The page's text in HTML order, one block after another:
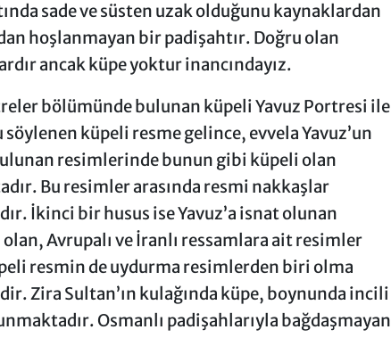
sade ve süsten uzak olduğunu kaynaklardan
hoşlanmayan bir padişahtır. Doğru olan
ancak küpe yoktur inancındayız.
bölümünde bulunan küpeli Yavuz Portresi ile
küpeli resme gelince, evvela Yavuz’un
resimlerinde bunun gibi küpeli olan
Bu resimler arasında resmi nakkaşlar
İkinci bir husus ise Yavuz’a isnat olunan
Avrupalı ve İranlı ressamlara ait resimler
resmin de uydurma resimlerden biri olma
Zira Sultan’ın kulağında küpe, boynunda incili
Osmanlı padişahlarıyla bağdaşmayan